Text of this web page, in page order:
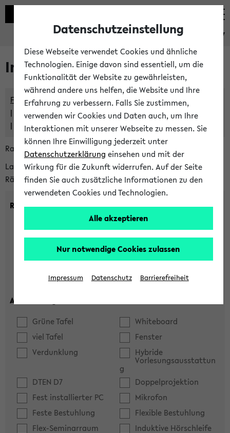
eKVV
Im eKVV verwaltete Räume
Freie Räume und Veranstaltungsüberschneidungen
Raumüberschneidungen
Hinweise der zentralen Raumvergabe
Raumanfragen:
raumvergabe@uni-bielefeld.de
Lassen Sie sich alle Räume anzeigen oder suchen Sie nach
Räumen mit bestimmten Eigenschaften:
Raumkriterien:
max. Plätze:
Ausstattung:
Grüne Tafel
Whiteboard
viel Tafel
Fenster
Verdunklung
Hybride
Vorlesungsausstattun
g
DTEN D7
Doppelprojektion
Fest installierter PC
Mikrofon
Feste Bestuhlung
Flexible Bestuhlung
Flex-Seminarraum
Induktive Hörschleife
Datenschutzeinstellung
Diese Webseite verwendet Cookies und ähnliche
Technologien. Einige davon sind essentiell, um die
Funktionalität der Website zu gewährleisten,
während andere uns helfen, die Website und Ihre
Erfahrung zu verbessern. Falls Sie zustimmen,
verwenden wir Cookies und Daten auch, um Ihre
Interaktionen mit unserer Webseite zu messen. Sie
können Ihre Einwilligung jederzeit unter
Datenschutzerklärung einsehen und mit der
Wirkung für die Zukunft widerrufen. Auf der Seite
finden Sie auch zusätzliche Informationen zu den
verwendeten Cookies und Technologien.
Alle akzeptieren
Nur notwendige Cookies zulassen
Impressum Datenschutz Barrierefreiheit